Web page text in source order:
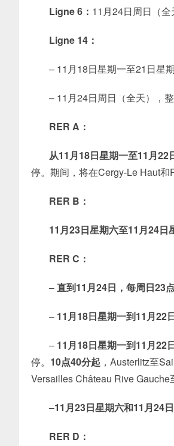
Ligne 6： 11月24日周日（
Ligne 14：
– 11月18日星期一至21日星
– 11月24日周日（全天），
RER A：
从11月18日星期一至11月22
停。期间，将在Cergy-Le Haut和
RER B：
11月23日星期六至11月24日
RER C：
–直到11月24日，每周日23
– 11月18日星期一到11月22
– 11月18日星期一到11月22
停。 10点40分起 ，Austerlitz至
Versailles Château Rive
–11月23日星期六和11月24
RER D：